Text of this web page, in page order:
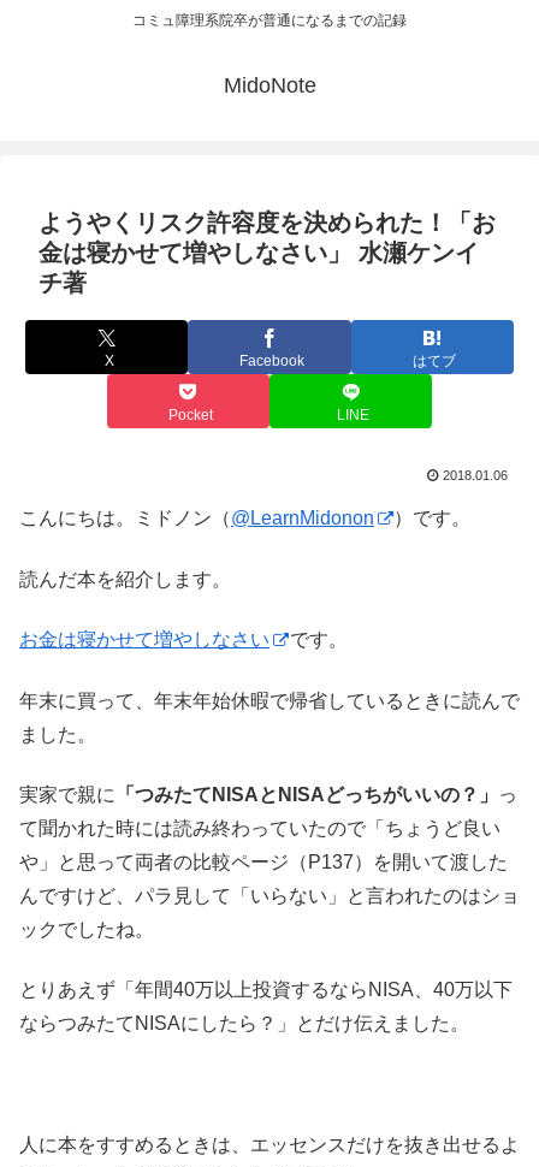
コミュ障理系院卒が普通になるまでの記録
MidoNote
ようやくリスク許容度を決められた！「お
金は寝かせて増やしなさい」 水瀬ケンイ
チ著
X Facebook はてブ
Pocket LINE
2018.01.06
こんにちは。ミドノン（@LearnMidonon ）です。
読んだ本を紹介します。
お金は寝かせて増やしなさい です。
年末に買って、年末年始休暇で帰省しているときに読んで
ました。
実家で親に 「つみたてNISAとNISAどっちがいいの？」
っ
て聞かれた時には読み終わっていたので「ちょうど良い
や」と思って両者の比較ページ（P137）を開いて渡した
んですけど、パラ見して「いらない」と言われたのはショ
ックでしたね。
とりあえず「年間40万以上投資するならNISA、40万以下
ならつみたてNISAにしたら？」とだけ伝えました。
人に本をすすめるときは、エッセンスだけを抜き出せるよ